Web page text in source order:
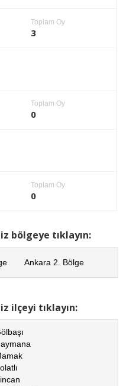
Toplam Oy
3
Toplam Oy
0
Toplam Oy
0
bölgeye tıklayın:
Ankara 2. Bölge
ilçeyi tıklayın: